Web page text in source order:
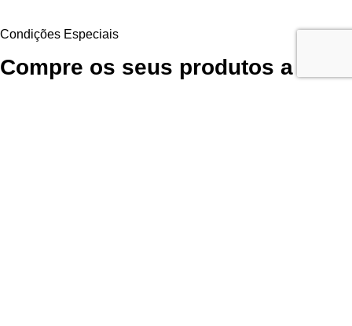
Condições Especiais
Compre os seus produtos a